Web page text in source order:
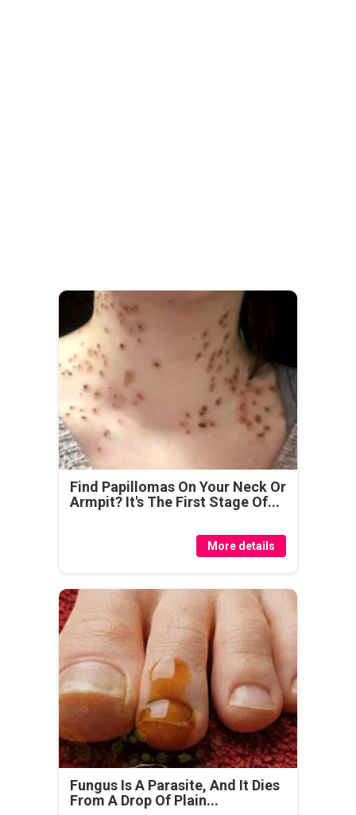
Find Papillomas On Your Neck Or
Armpit? It's The First Stage Of...
More details
Fungus Is A Parasite, And It Dies
From A Drop Of Plain...